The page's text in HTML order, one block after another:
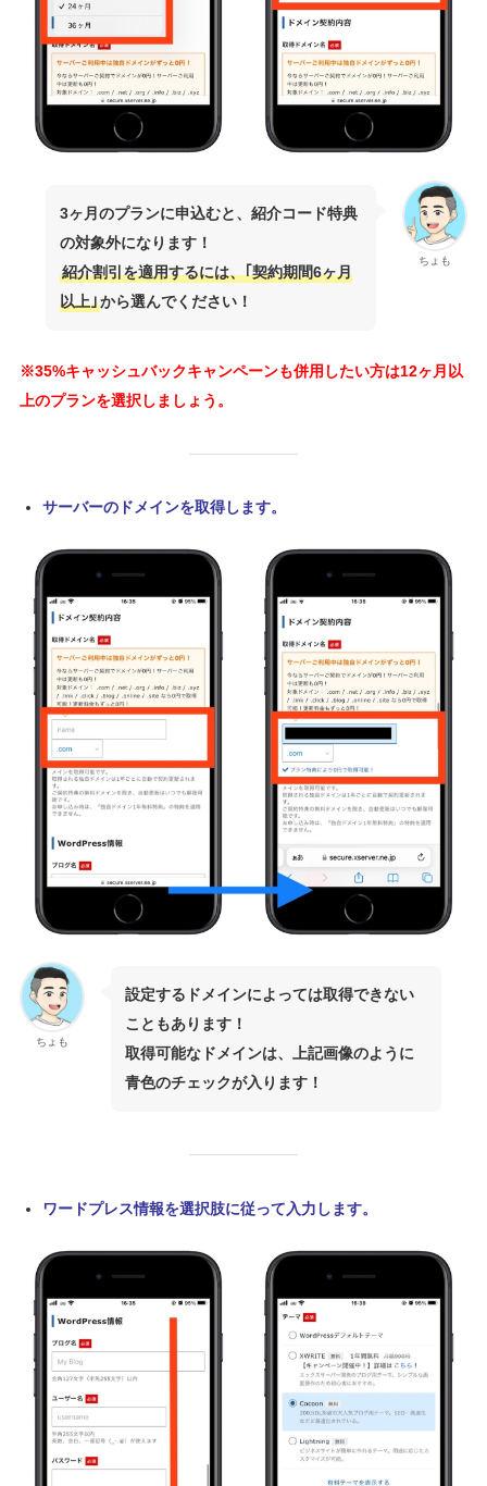
ちょも
3ヶ月のプランに申込むと、紹介コード特典
の対象外になります！
紹介割引を適用するには、｢契約期間6ヶ月
以上｣から選んでください！
※35%キャッシュバックキャンペーンも併用したい方は12ヶ月以
上のプランを選択しましょう。
サーバーのドメインを取得します。
ちょも
設定するドメインによっては取得できない
こともあります！
取得可能なドメインは、上記画像のように
青色のチェックが入ります！
ワードプレス情報を選択肢に従って入力します。